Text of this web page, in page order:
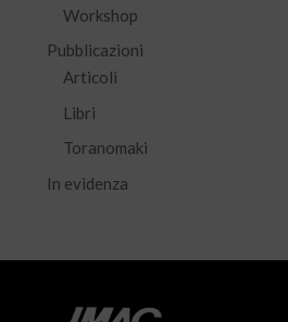
Workshop
Pubblicazioni
Articoli
Libri
Toranomaki
In evidenza